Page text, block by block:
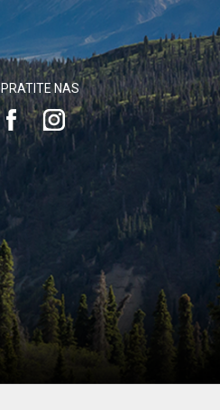
PRATITE NAS